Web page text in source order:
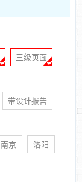
三级页面
带设计报告
南京
洛阳